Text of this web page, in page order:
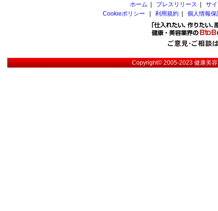
ホーム
プレスリリース
サ
Cookieポリシー
利用規約 個人情報
Copyright© 2005-2023健康美